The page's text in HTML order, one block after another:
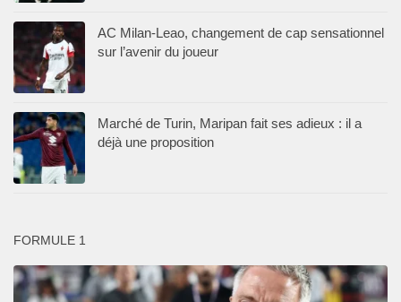
AC Milan-Leao, changement de cap sensationnel
sur l’avenir du joueur
Marché de Turin, Maripan fait ses adieux : il a
déjà une proposition
FORMULE 1